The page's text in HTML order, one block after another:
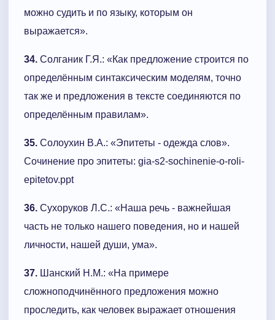
можно судить и по языку, которым он
выражается».
34. Солганик Г.Я.: «Как предложение строится по
определённым синтаксическим моделям, точно
так же и предложения в тексте соединяются по
определённым правилам».
35. Солоухин В.А.: «Эпитеты - одежда слов».
Сочинение про эпитеты: gia-s2-sochinenie-o-roli-
epitetov.ppt
36. Сухоруков Л.С.: «Наша речь - важнейшая
часть не только нашего поведения, но и нашей
личности, нашей души, ума».
37. Шанский Н.М.: «На примере
сложноподчинённого предложения можно
проследить, как человек выражает отношения